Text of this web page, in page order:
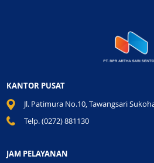
KANTOR PUSAT
Jl. Patimura No.10, Tawangsari
Telp. (0272) 881130
JAM PELAYANAN